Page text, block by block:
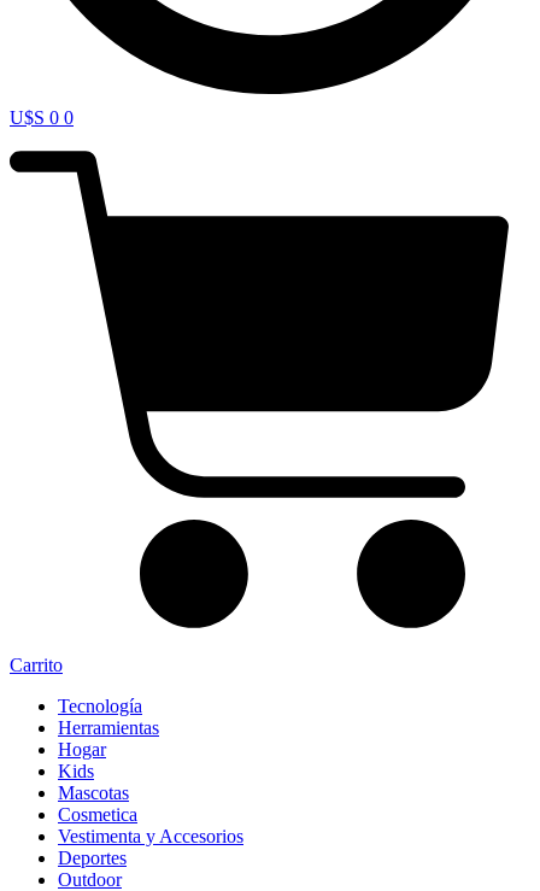
U$S 0 0
Carrito
Tecnología
Herramientas
Hogar
Kids
Mascotas
Cosmetica
Vestimenta y Accesorios
Deportes
Outdoor